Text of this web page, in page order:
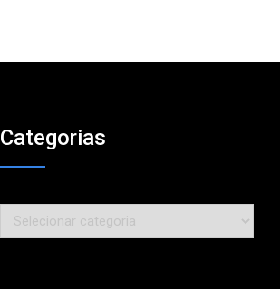
Categorias
Categorias